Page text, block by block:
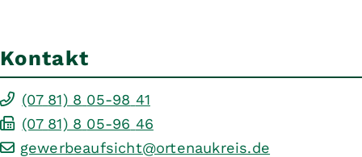
Kontakt
(07 81) 8 05-98 41
(07 81) 8 05-96 46
gewerbeaufsicht@ortenaukreis.de